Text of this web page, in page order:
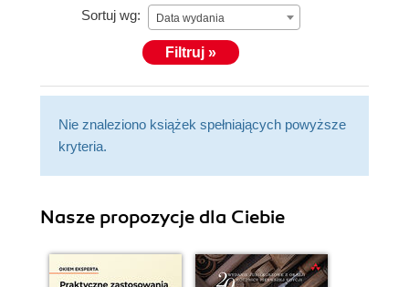
Sortuj wg: Data wydania
Filtruj »
Nie znaleziono książek spełniających powyższe
kryteria.
Nasze propozycje dla Ciebie